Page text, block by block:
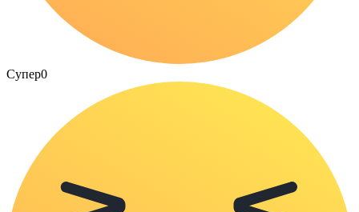
Супер0